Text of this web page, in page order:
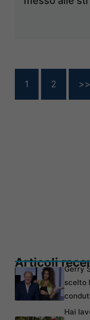
1 2 >>
Articoli
Gerry
scelto
Hai